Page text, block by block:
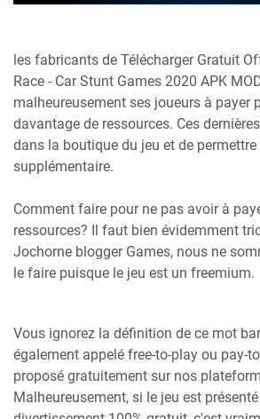
les fabricants de Télécharger Gratuit
Race - Car Stunt Games 2020 APK
malheureusement ses joueurs à payer
davantage de ressources. Ces
dans la boutique du jeu et de
supplémentaire.
Comment faire pour ne pas avoir à
ressources? Il faut bien évidemment
Jochorne blogger Games, nous ne
le faire puisque le jeu est un freemium.
Vous ignorez la définition de ce mot
également appelé free-to-play ou pay-
proposé gratuitement sur nos
Malheureusement, si le jeu est